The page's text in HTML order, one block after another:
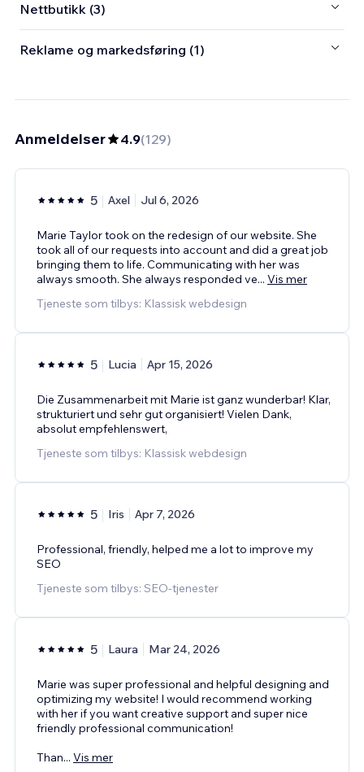
Nettbutikk (3)
Reklame og markedsføring (1)
Anmeldelser 4.9(129)
5 Axel Jul 6, 2026
Marie Taylor took on the redesign of our website. She
took all of our requests into account and did a great job
bringing them to life. Communicating with her was
always smooth. She always responded ve... Vis mer
Tjeneste som tilbys: Klassisk webdesign
5 Lucia Apr 15, 2026
Die Zusammenarbeit mit Marie ist ganz wunderbar! Klar,
strukturiert und sehr gut organisiert! Vielen Dank,
absolut empfehlenswert,
Tjeneste som tilbys: Klassisk webdesign
5 Iris Apr 7, 2026
Professional, friendly, helped me a lot to improve my
SEO
Tjeneste som tilbys: SEO-tjenester
5 Laura Mar 24, 2026
Marie was super professional and helpful designing and
optimizing my website! I would recommend working
with her if you want creative support and super nice
friendly professional communication!
Than... Vis mer